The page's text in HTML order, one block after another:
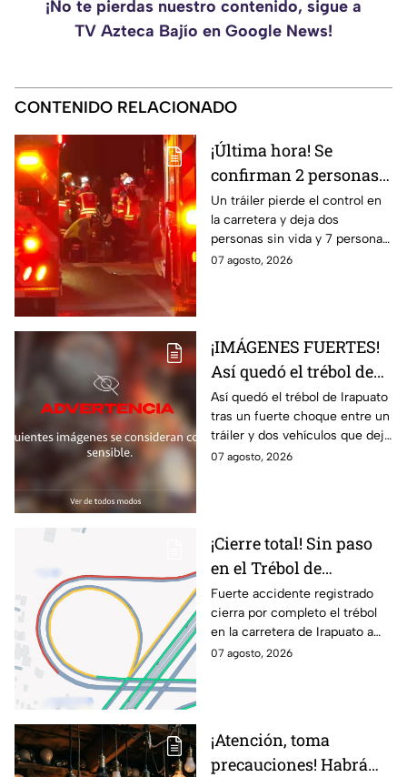
¡No te pierdas nuestro contenido, sigue a
TV Azteca Bajío en Google News!
CONTENIDO RELACIONADO
¡Última hora! Se
confirman 2 personas
fall3cidas y 7
lesion4dos en
accid3nte carretero en
Irapuato; esto se sabe
Un tráiler pierde el control en
la carretera y deja dos
personas sin vida y 7 personas
más lesionadas.
07 agosto, 2026
¡IMÁGENES FUERTES!
Así quedó el trébol de
Irapuato tras aparatoso
choque; hay mu3rtos y
lesionados
Así quedó el trébol de Irapuato
tras un fuerte choque entre un
tráiler y dos vehículos que dejó
dos muertos y siete personas
07 agosto, 2026
¡Cierre total! Sin paso
en el Trébol de
Irapuato; toma estas
vías alternas
Fuerte accidente registrado
cierra por completo el trébol
en la carretera de Irapuato a
Abasolo
07 agosto, 2026
¡Atención, toma
precauciones! Habrá